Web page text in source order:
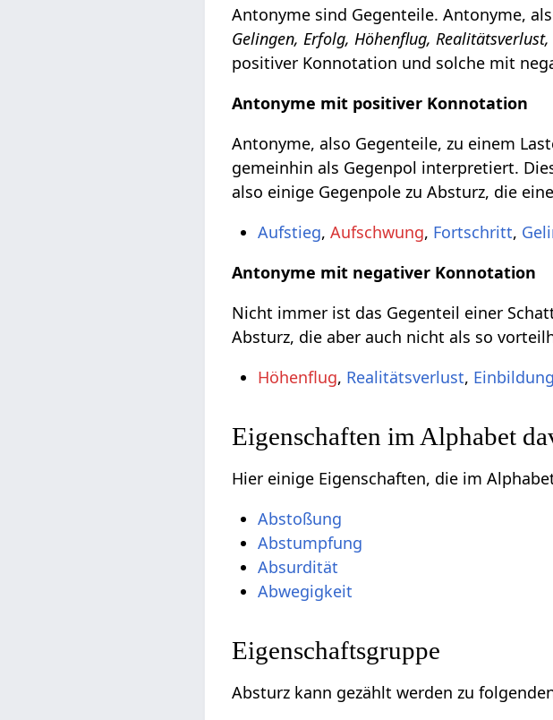
Antonyme sind Gegenteile. Antonyme,
Gelingen, Erfolg, Höhenflug,
positiver Konnotation und solche mit
Antonyme mit positiver Konnotation
Antonyme, also Gegenteile, zu einem
gemeinhin als Gegenpol interpretiert.
also einige Gegenpole zu Absturz, die
Aufstieg,Aufschwung, Fortschritt,
Antonyme mit negativer Konnotation
Nicht immer ist das Gegenteil einer
Absturz, die aber auch nicht als so
Höhenflug, Realitätsverlust, Einbildung
Eigenschaften im Alphabet
Hier einige Eigenschaften, die im
Abstoßung
Abstumpfung
Absurdität
Abwegigkeit
Eigenschaftsgruppe
Absturz kann gezählt werden zu